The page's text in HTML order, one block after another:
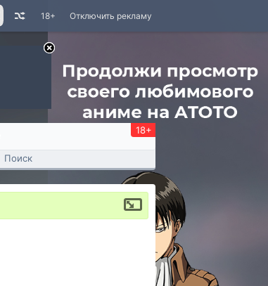
Отключить рекламу
18+
18+
Поиск